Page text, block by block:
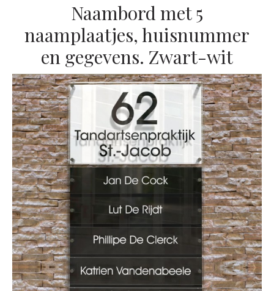
Naambord met 5
naamplaatjes, huisnummer
en gegevens. Zwart-wit